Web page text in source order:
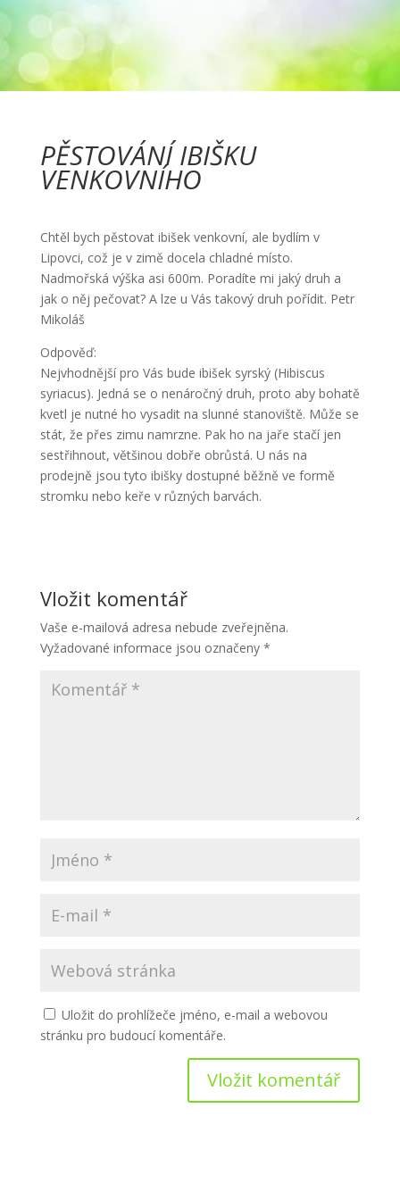
PĚSTOVÁNÍ IBIŠKU
VENKOVNÍHO
Chtěl bych pěstovat ibišek venkovní, ale bydlím v
Lipovci, což je v zimě docela chladné místo.
Nadmořská výška asi 600m. Poradíte mi jaký druh a
jak o něj pečovat? A lze u Vás takový druh pořídit. Petr
Mikoláš
Odpověď:
Nejvhodnější pro Vás bude ibišek syrský (Hibiscus
syriacus). Jedná se o nenáročný druh, proto aby bohatě
kvetl je nutné ho vysadit na slunné stanoviště. Může se
stát, že přes zimu namrzne. Pak ho na jaře stačí jen
sestřihnout, většinou dobře obrůstá. U nás na
prodejně jsou tyto ibišky dostupné běžně ve formě
stromku nebo keře v různých barvách.
Vložit komentář
Vaše e-mailová adresa nebude zveřejněna.
Vyžadované informace jsou označeny *
Uložit do prohlížeče jméno, e-mail a webovou
stránku pro budoucí komentáře.